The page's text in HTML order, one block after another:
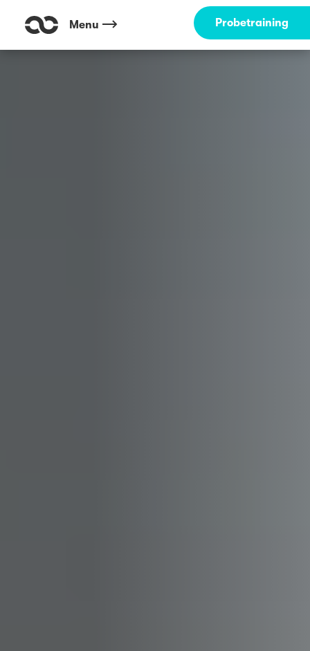
Menu Probetraining
Outdoor Fitness direkt um die Ecke: Weyerbuschturm Wuppertal ☀️